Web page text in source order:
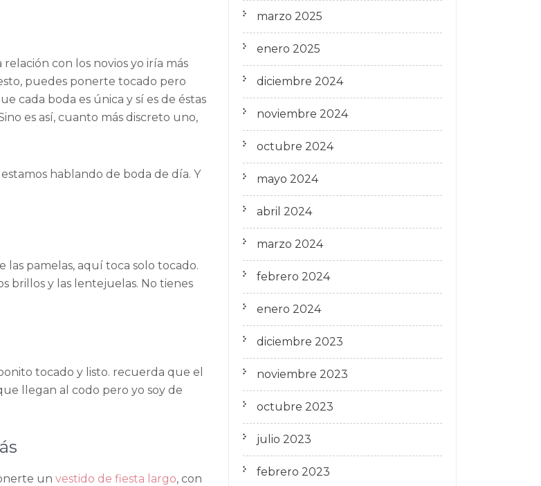
con los novios yo iría más
puedes ponerte tocado pero
cada boda es única y sí es de éstas
es así, cuanto más discreto uno,
hablando de boda de día. Y
las pamelas, aquí toca solo tocado.
brillos y las lentejuelas. No tienes
tocado y listo. recuerda que el
llegan al codo pero yo soy de
un vestido de fiesta largo, con
marzo 2025
enero 2025
diciembre 2024
noviembre 2024
octubre 2024
mayo 2024
abril 2024
marzo 2024
febrero 2024
enero 2024
diciembre 2023
noviembre 2023
octubre 2023
julio 2023
febrero 2023